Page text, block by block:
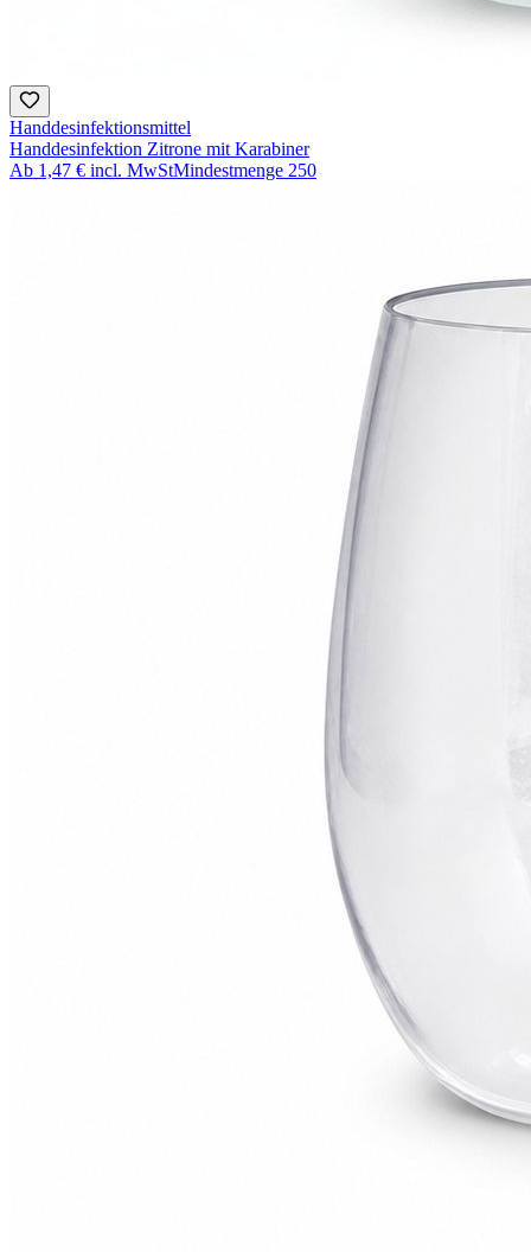
Handdesinfektionsmittel
Handdesinfektion Zitrone mit Karabiner
Ab 1,47 € incl. MwStMindestmenge 250